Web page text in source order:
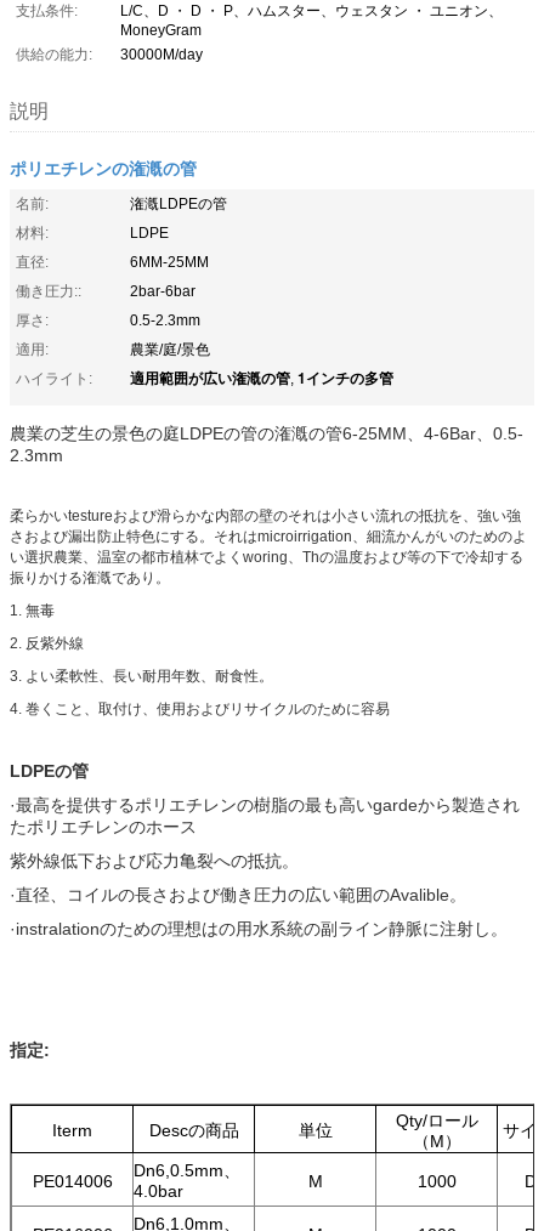
支払条件:
L/C、D ・ D ・ P、ハムスター、ウェスタン ・ ユニオン、
MoneyGram
供給の能力:
30000M/day
説明
ポリエチレンの潅漑の管
名前:
潅漑LDPEの管
材料:
LDPE
直径:
6MM-25MM
働き圧力::
2bar-6bar
厚さ:
0.5-2.3mm
適用:
農業/庭/景色
ハイライト:
適用範囲が広い潅漑の管, 1インチの多管
農業の芝生の景色の庭LDPEの管の潅漑の管6-25MM、4-6Bar、0.5-
2.3mm
柔らかいtestureおよび滑らかな内部の壁のそれは小さい流れの抵抗を、強い強
さおよび漏出防止特色にする。それはmicroirrigation、細流かんがいのためのよ
い選択農業、温室の都市植林でよくworing、Thの温度および等の下で冷却する
振りかける潅漑であり。
1. 無毒
2. 反紫外線
3. よい柔軟性、長い耐用年数、耐食性。
4. 巻くこと、取付け、使用およびリサイクルのために容易
LDPEの管
·最高を提供するポリエチレンの樹脂の最も高いgardeから製造され
たポリエチレンのホース
紫外線低下および応力亀裂への抵抗。
·直径、コイルの長さおよび働き圧力の広い範囲のAvalible。
·instralationのための理想はの用水系統の副ライン静脈に注射し。
指定:
Iterm Descの商品 単位
Qty/ロール
（M）
サイ
PE014006
Dn6,0.5mm、
4.0bar
M 1000
Dn6,1.0mm、